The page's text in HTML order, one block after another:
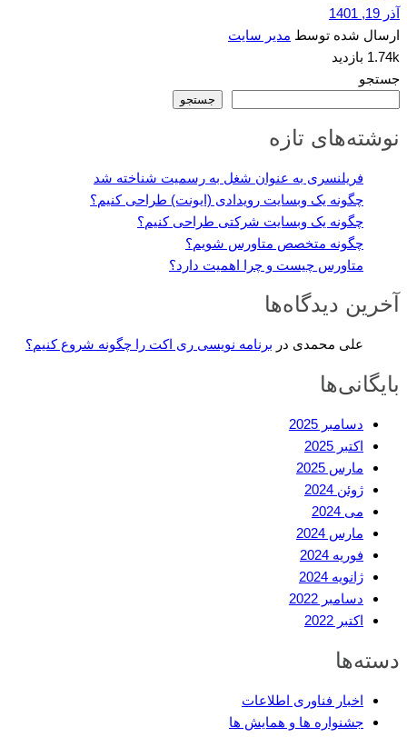
آذر 19, 1401
ارسال شده توسط مدیر سایت
1.74k بازدید
جستجو
جستجو
نوشته‌های تازه
فریلنسری به عنوان شغل به رسمیت شناخته شد
چگونه یک وبسایت رویدادی (ایونت) طراحی کنیم؟
چگونه یک وبسایت شرکتی طراحی کنیم؟
چگونه متخصص متاورس شویم؟
متاورس چیست و چرا اهمیت دارد؟
آخرین دیدگاه‌ها
علی محمدی در برنامه نویسی ری اکت را چگونه شروع کنیم؟
بایگانی‌ها
دسامبر 2025
اکتبر 2025
مارس 2025
ژوئن 2024
می 2024
مارس 2024
فوریه 2024
ژانویه 2024
دسامبر 2022
اکتبر 2022
دسته‌ها
اخبار فناوری اطلاعات
جشنواره ها و همایش ها